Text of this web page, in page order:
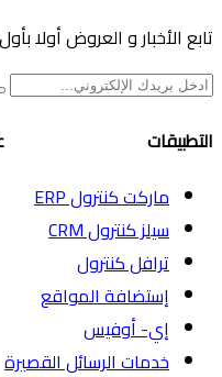
تابع الأخبار و العروض أولا بأول
التطبيقات
ماركت كنترول ERP
سيلز كنترول CRM
ترافل كنترول
إستضافة المواقع
إي- أوفيس
خدمات الرسائل القصيرة